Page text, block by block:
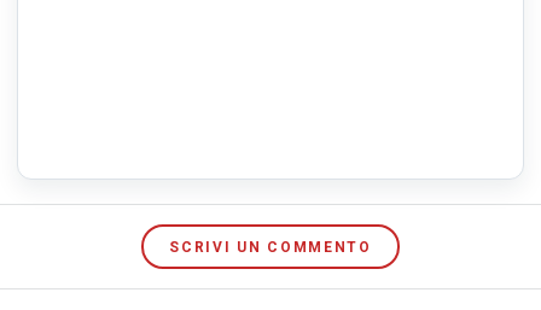
SCRIVI UN COMMENTO